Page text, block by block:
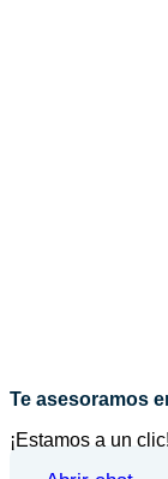
Te asesoramos
¡Estamos a un clic!